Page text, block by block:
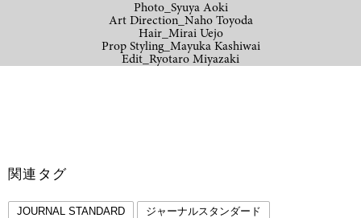
Photo_Syuya Aoki
Art Direction_Naho Toyoda
Hair_Mirai Uejo
Prop Styling_Mayuka Kashiwai
Edit_Ryotaro Miyazaki
関連タグ
JOURNAL STANDARD ジャーナルスタンダード